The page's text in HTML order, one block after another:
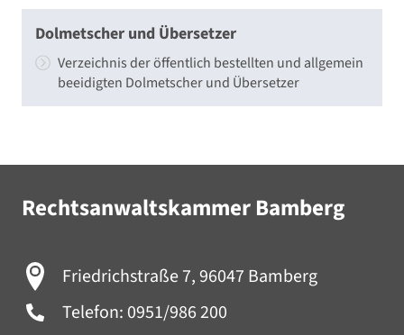
Dolmetscher und Übersetzer
Verzeichnis der öffentlich bestellten und allgemein
beeidigten Dolmetscher und Übersetzer
Rechtsanwaltskammer Bamberg
Friedrichstraße 7, 96047 Bamberg
Telefon: 0951/986 200